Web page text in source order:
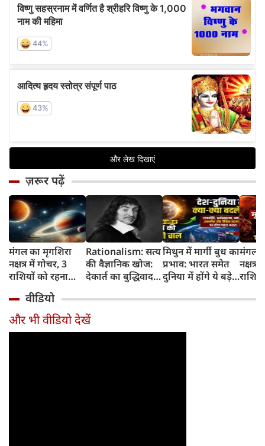
ज़रूर पढ़ें
मंगल का मृगशिरा
नक्षत्र में गोचर, 3
राशियों को रहना
सावधान
Rationalism: सत्य
की वैज्ञानिक खोज:
देकार्त का बुद्धिवाद
का जन्म
मिथुन में मार्गी बुध का
प्रभाव: भारत समेत
दुनिया में होंगे ये बड़े
मंगल
नक्षत्र
किसे
वीडियो
और भी वीडियो देखें